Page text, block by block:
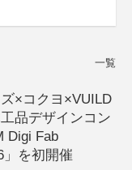
一覧
×コクヨ×VUILD
品デザインコン
Digi Fab
」を初開催